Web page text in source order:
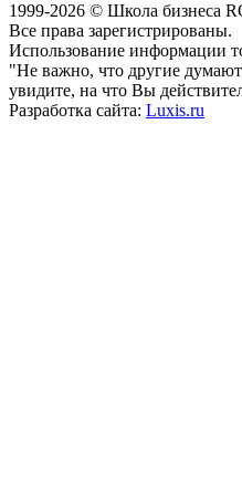
1999-2026 © Школа бизнеса
Все права зарегистрированы.
Использование информации
"Не важно, что другие
увидите, на что Вы
Разработка сайта: Luxis.ru